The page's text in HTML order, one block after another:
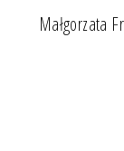
Małgorzata